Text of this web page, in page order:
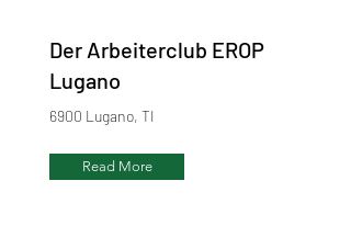
Der Arbeiterclub EROP
Lugano
6900 Lugano, TI
Read More